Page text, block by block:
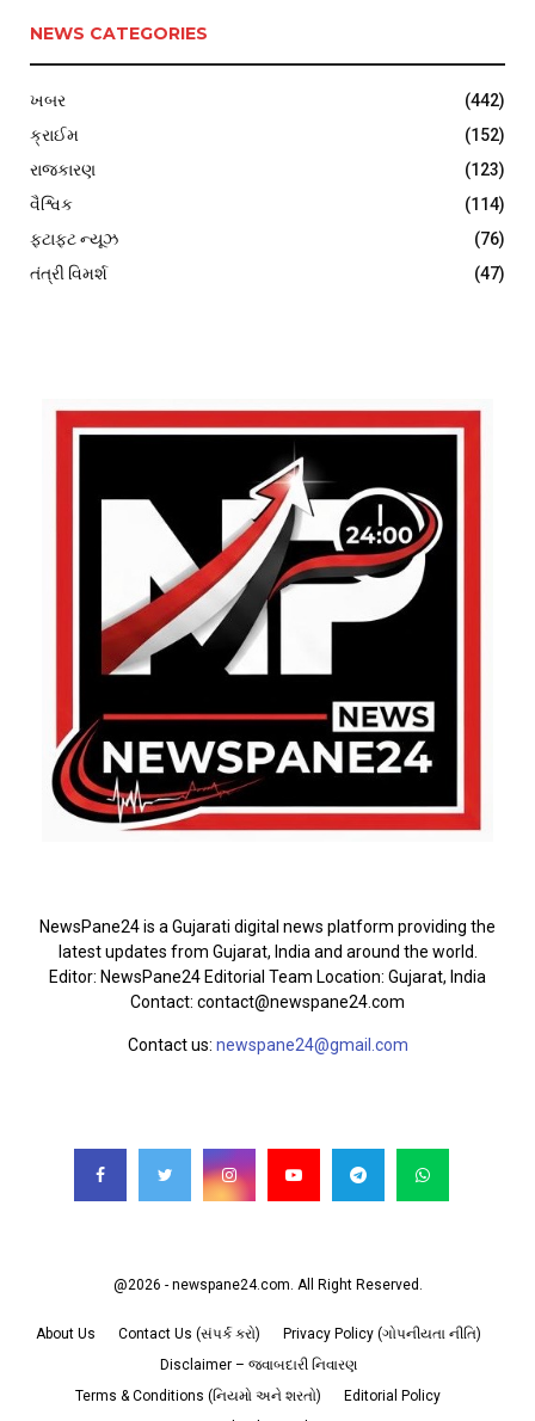
NEWS CATEGORIES
ખબર
(442)
ક્રાઈમ
(152)
રાજકારણ
(123)
વૈશ્વિક
(114)
ફટાફટ ન્યૂઝ
(76)
તંત્રી વિમર્શ
(47)
NewsPane24 is a Gujarati digital news platform providing the
latest updates from Gujarat, India and around the world.
Editor: NewsPane24 Editorial Team Location: Gujarat, India
Contact: contact@newspane24.com
Contact us: newspane24@gmail.com
@2026 - newspane24.com. All Right Reserved.
About Us Contact Us (સંપર્ક કરો)
Privacy Policy (ગોપનીયતા નીતિ)
Disclaimer – જવાબદારી નિવારણ
Terms & Conditions (નિયમો અને શરતો)
Editorial Policy